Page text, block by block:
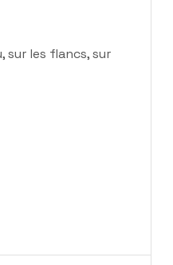
sur les flancs, sur